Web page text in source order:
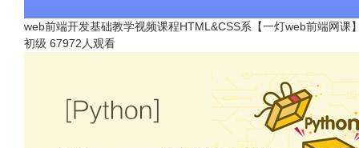
web前端开发基础教学视频课程HTML&CSS系【一灯web前端网课
初级 67972人观看